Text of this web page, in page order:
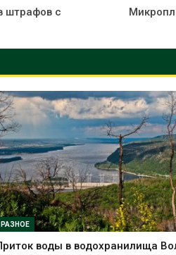
штрафов с
РАЗНОЕ
воды в водохранилища